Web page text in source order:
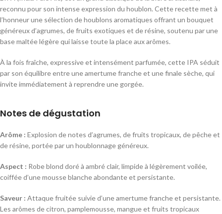
reconnu pour son intense expression du houblon. Cette recette met à
l’honneur une sélection de houblons aromatiques offrant un bouquet
généreux d’agrumes, de fruits exotiques et de résine, soutenu par une
base maltée légère qui laisse toute la place aux arômes.
À la fois fraîche, expressive et intensément parfumée, cette IPA séduit
par son équilibre entre une amertume franche et une finale sèche, qui
invite immédiatement à reprendre une gorgée.
Notes de dégustation
Arôme : Explosion de notes d’agrumes, de fruits tropicaux, de pêche et
de résine, portée par un houblonnage généreux.
Aspect : Robe blond doré à ambré clair, limpide à légèrement voilée,
coiffée d’une mousse blanche abondante et persistante.
Saveur : Attaque fruitée suivie d’une amertume franche et persistante.
Les arômes de citron, pamplemousse, mangue et fruits tropicaux